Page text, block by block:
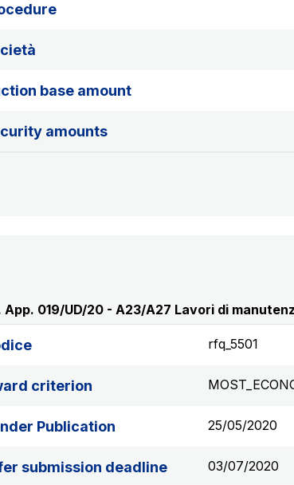
base amount
amounts
App. 019/UD/20 - A23/A27 Lavori di
rfq_5501
criterion
Publication 25/05/2020
submission deadline 03/07/2020